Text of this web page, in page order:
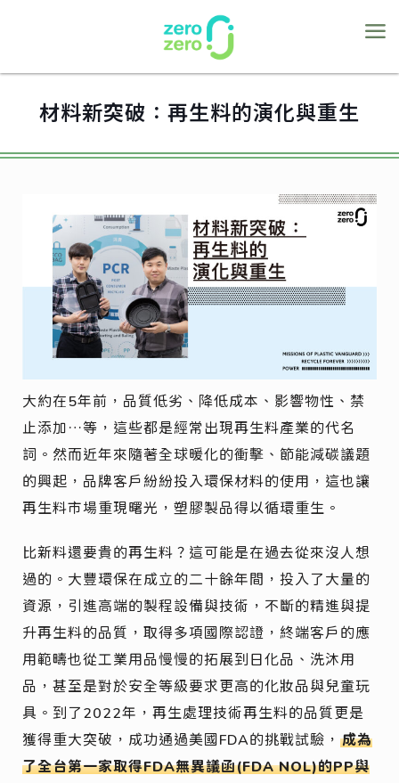
材料新突破：再生料的演化與重生
大約在5年前，品質低劣、降低成本、影響物性、禁
止添加…等，這些都是經常出現再生料產業的代名
詞。然而近年來隨著全球暖化的衝擊、節能減碳議題
的興起，品牌客戶紛紛投入環保材料的使用，這也讓
再生料市場重現曙光，塑膠製品得以循環重生。
比新料還要貴的再生料？這可能是在過去從來沒人想
過的。大豐環保在成立的二十餘年間，投入了大量的
資源，引進高端的製程設備與技術，不斷的精進與提
升再生料的品質，取得多項國際認證，終端客戶的應
用範疇也從工業用品慢慢的拓展到日化品、洗沐用
品，甚至是對於安全等級要求更高的化妝品與兒童玩
具。到了2022年，再生處理技術再生料的品質更是
獲得重大突破，成功通過美國FDA的挑戰試驗，成為
了全台第一家取得FDA無異議函(FDA NOL)的PP與